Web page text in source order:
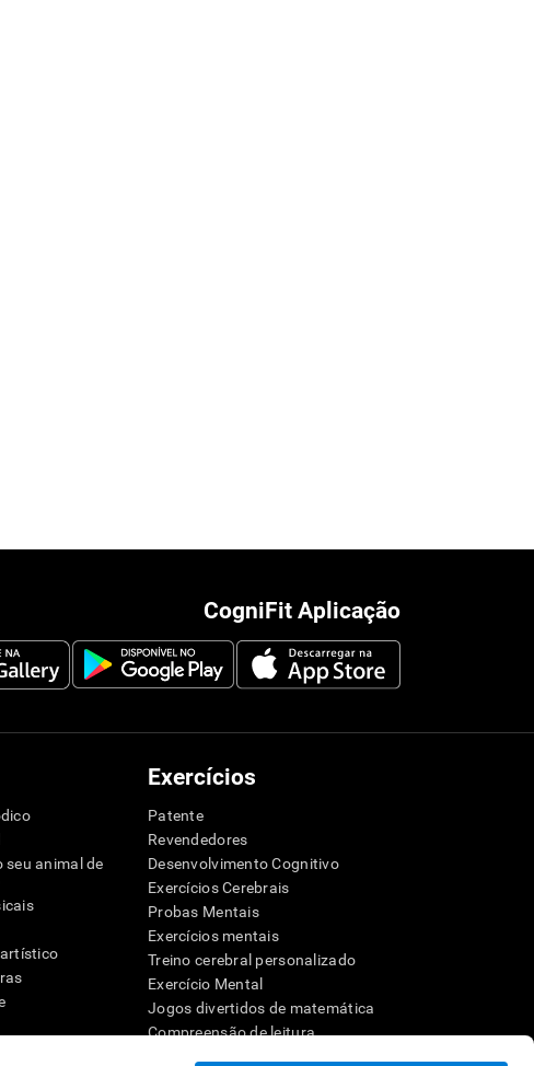
CogniFit Aplicação
seu animal de
artístico
Exercícios
Patente
Revendedores
Desenvolvimento Cognitivo
Exercícios Cerebrais
Probas Mentais
Exercícios mentais
Treino cerebral personalizado
Exercício Mental
Jogos divertidos de matemática
Compreensão de leitura